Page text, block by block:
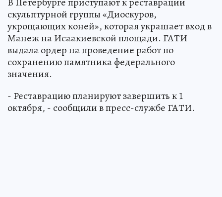
скульптурной группы «Диоскуров,
укрощающих коней», которая украшает вход в
Манеж на Исаакиевской площади. ГАТИ
выдала ордер на проведение работ по
сохранению памятника федерального
значения.
- Реставрацию планируют завершить к 1
октября, - сообщили в пресс-службе ГАТИ.